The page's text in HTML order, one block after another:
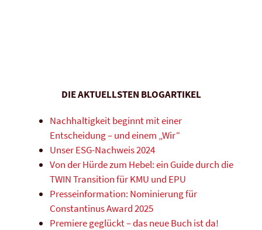
DIE AKTUELLSTEN BLOGARTIKEL
Nachhaltigkeit beginnt mit einer
Entscheidung – und einem „Wir“
Unser ESG-Nachweis 2024
Von der Hürde zum Hebel: ein Guide durch die
TWIN Transition für KMU und EPU
Presseinformation: Nominierung für
Constantinus Award 2025
Premiere geglückt – das neue Buch ist da!